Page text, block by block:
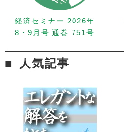
経済セミナー 2026年
8・9月号 通巻 751号
人気記事